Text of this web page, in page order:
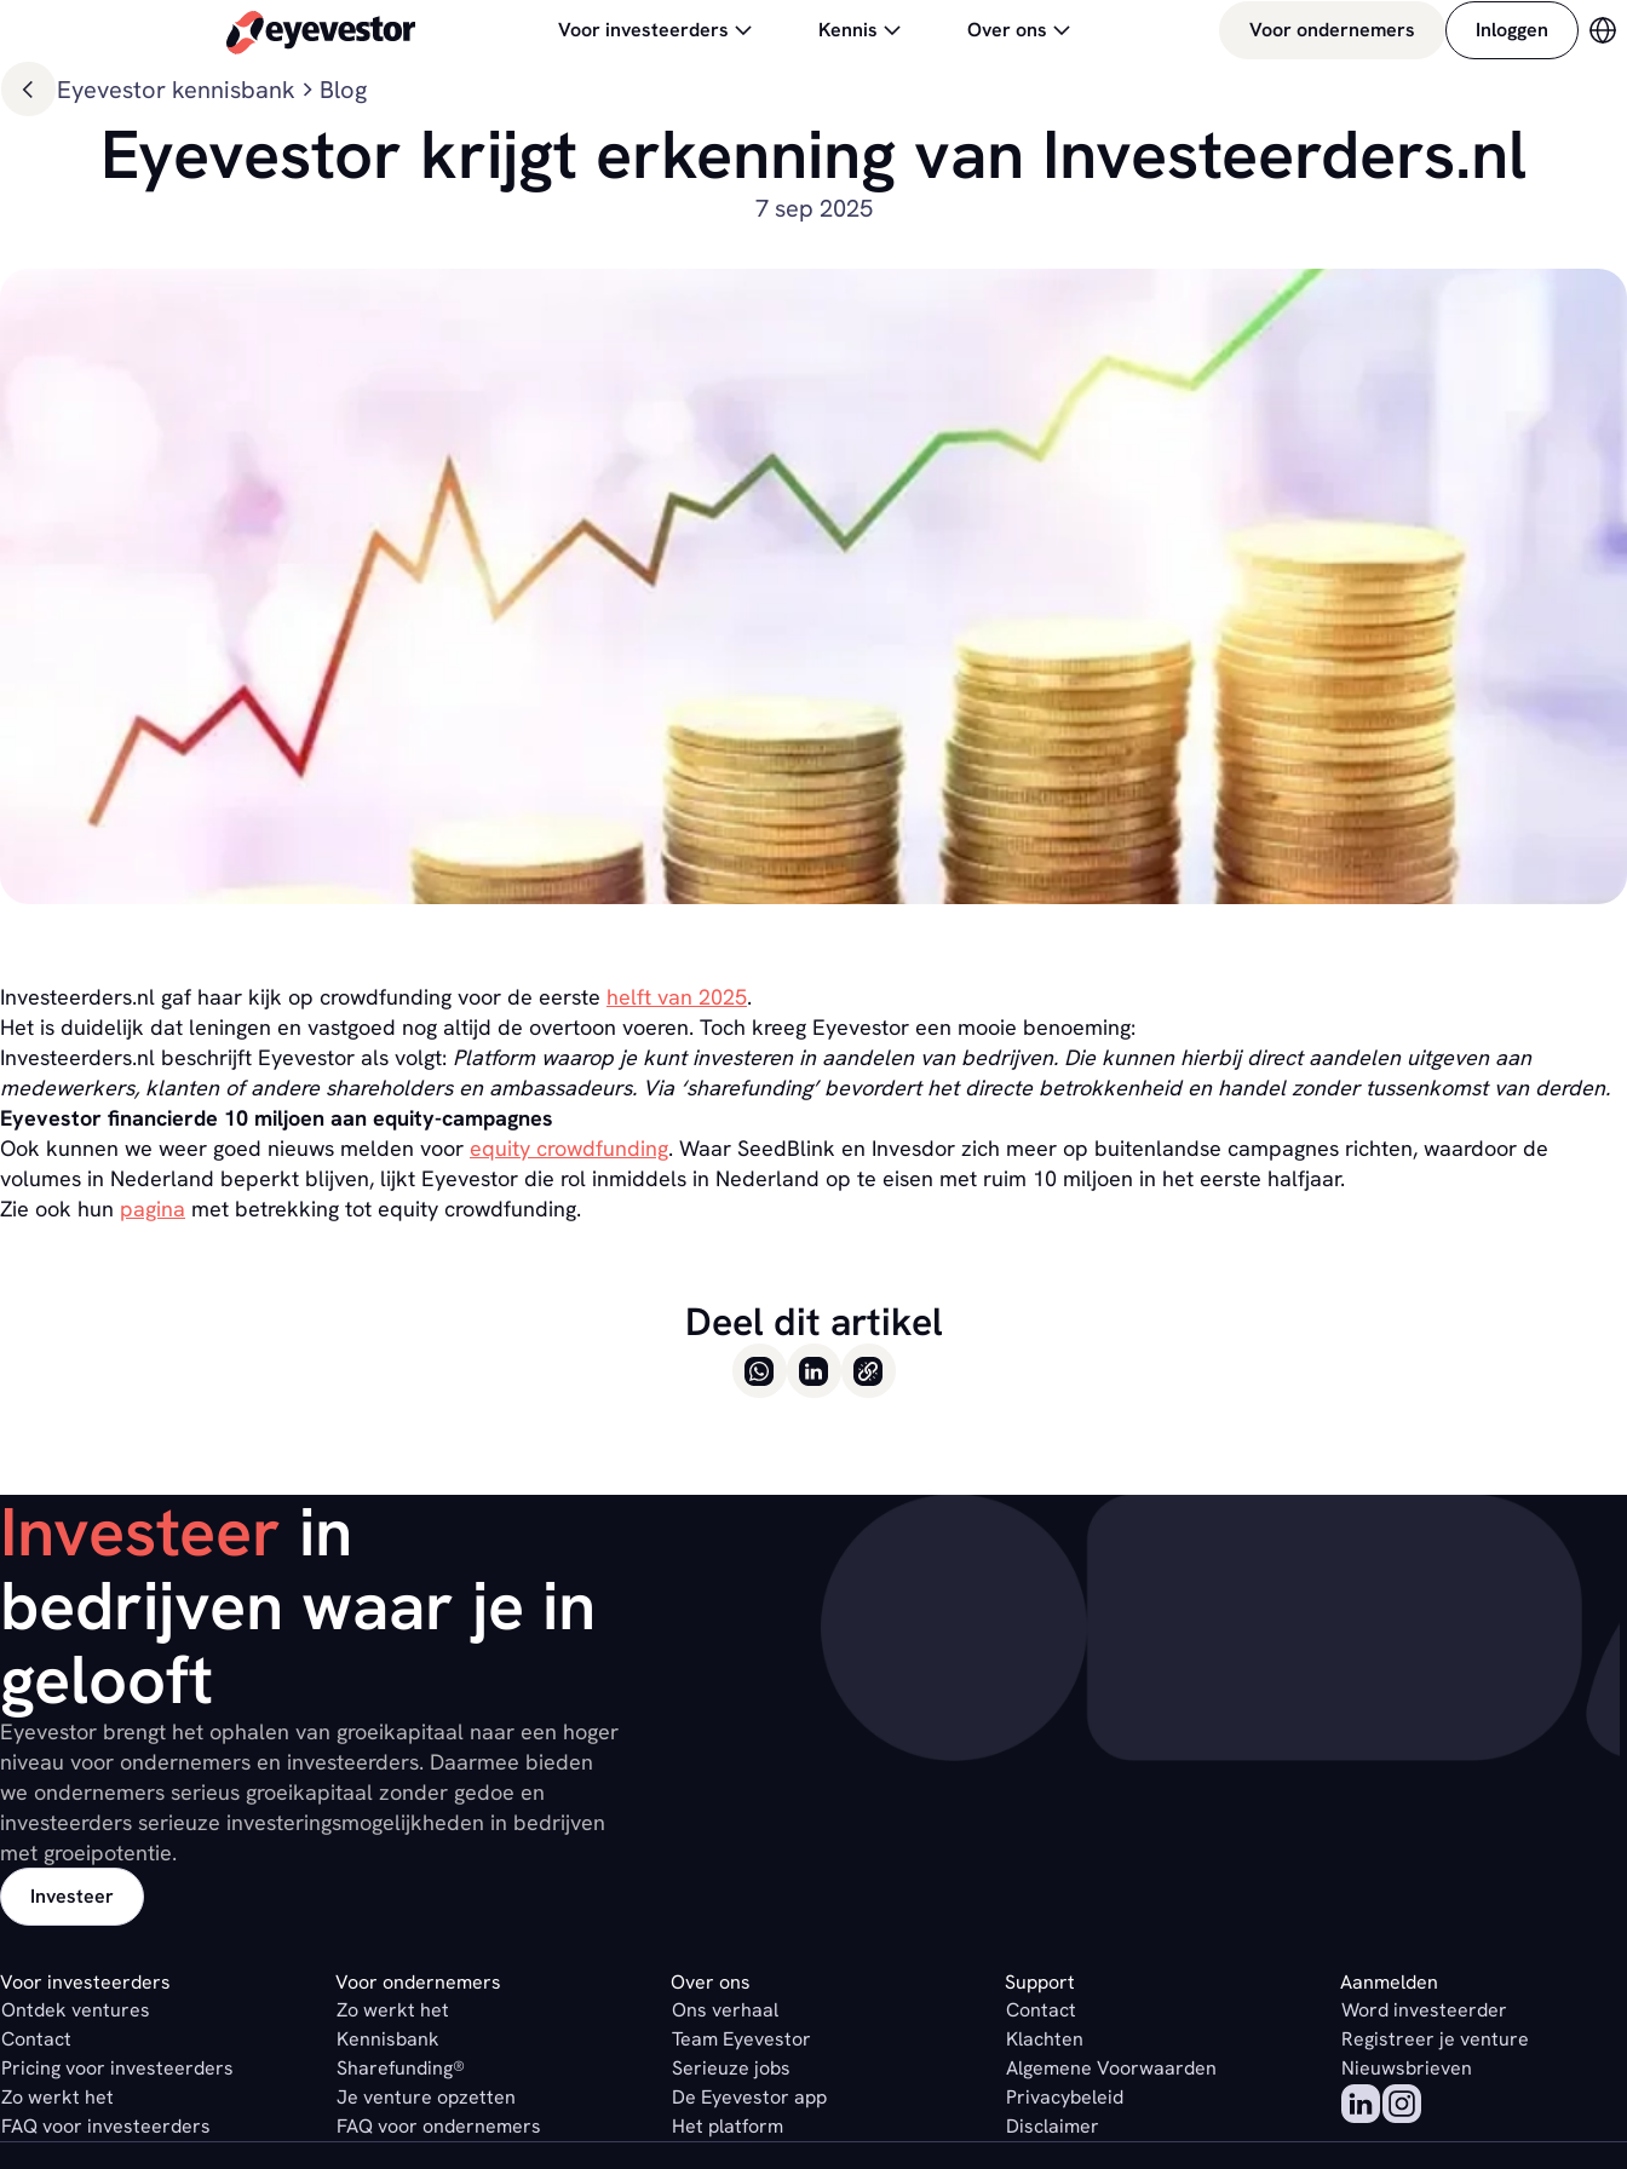
Voor investeerders Kennis Over ons Voor ondernemers Inloggen
Eyevestor kennisbank Blog
Eyevestor krijgt erkenning van Investeerders.nl
7 sep 2025
Investeerders.nl gaf haar kijk op crowdfunding voor de eerste helft van 2025.
Het is duidelijk dat leningen en vastgoed nog altijd de overtoon voeren. Toch kreeg Eyevestor een mooie benoeming:
Investeerders.nl beschrijft Eyevestor als volgt: Platform waarop je kunt investeren in aandelen van bedrijven. Die kunnen hierbij direct aandelen uitgeven aan
medewerkers, klanten of andere shareholders en ambassadeurs. Via ‘sharefunding’ bevordert het directe betrokkenheid en handel zonder tussenkomst van derden.
Eyevestor financierde 10 miljoen aan equity-campagnes
Ook kunnen we weer goed nieuws melden voor equity crowdfunding. Waar SeedBlink en Invesdor zich meer op buitenlandse campagnes richten, waardoor de
volumes in Nederland beperkt blijven, lijkt Eyevestor die rol inmiddels in Nederland op te eisen met ruim 10 miljoen in het eerste halfjaar.
Zie ook hun pagina met betrekking tot equity crowdfunding.
Deel dit artikel
Investeer in
bedrijven waar je in
gelooft
Eyevestor brengt het ophalen van groeikapitaal naar een hoger
niveau voor ondernemers en investeerders. Daarmee bieden
we ondernemers serieus groeikapitaal zonder gedoe en
investeerders serieuze investeringsmogelijkheden in bedrijven
met groeipotentie.
Investeer
Voor investeerders
Ontdek ventures
Contact
Pricing voor investeerders
Zo werkt het
FAQ voor investeerders
Voor ondernemers
Zo werkt het
Kennisbank
Sharefunding®
Je venture opzetten
FAQ voor ondernemers
Over ons
Ons verhaal
Team Eyevestor
Serieuze jobs
De Eyevestor app
Het platform
Support
Contact
Klachten
Algemene Voorwaarden
Privacybeleid
Disclaimer
Aanmelden
Word investeerder
Registreer je venture
Nieuwsbrieven